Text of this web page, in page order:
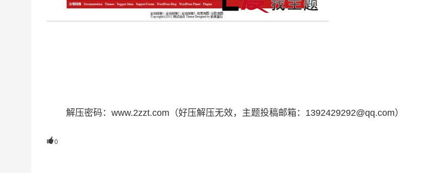
解压密码：www.2zzt.com（好压解压无效，主题投稿邮箱：1392429292@qq.com）
0